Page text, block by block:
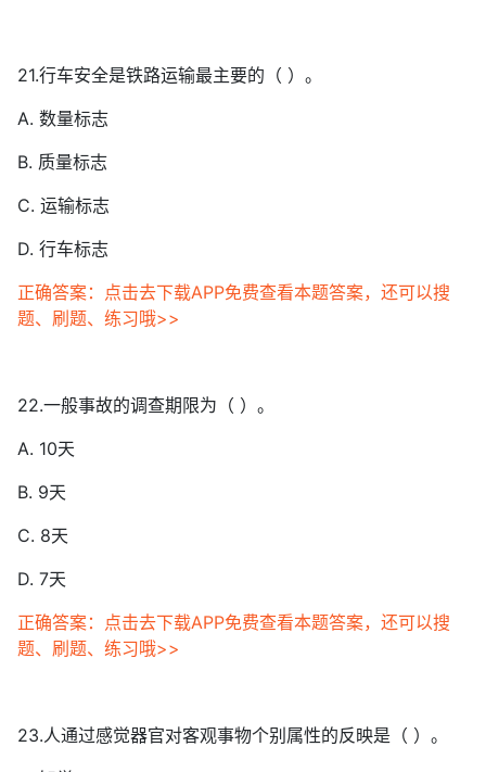
21.行车安全是铁路运输最主要的（ ）。
A. 数量标志
B. 质量标志
C. 运输标志
D. 行车标志
正确答案：点击去下载APP免费查看本题答案，还可以搜
题、刷题、练习哦>>
22.一般事故的调查期限为（ ）。
A. 10天
B. 9天
C. 8天
D. 7天
正确答案：点击去下载APP免费查看本题答案，还可以搜
题、刷题、练习哦>>
23.人通过感觉器官对客观事物个别属性的反映是（ ）。